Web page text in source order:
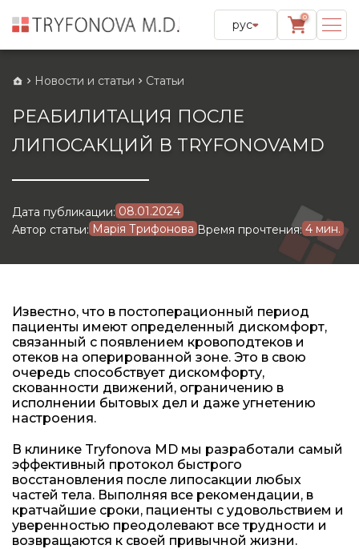
рус
0
Новости и статьи Статьи
РЕАБИЛИТАЦИЯ ПОСЛЕ
ЛИПОСАКЦИЙ В TRYFONOVAMD
Дата публикации: 08.01.2024
Автор статьи: Марія Трифонова Время прочтения: 4 мин.
Известно, что в постоперационный период
пациенты имеют определенный дискомфорт,
связанный с появлением кровоподтеков и
отеков на оперированной зоне. Это в свою
очередь способствует дискомфорту,
скованности движений, ограничению в
исполнении бытовых дел и даже угнетению
настроения.
В клинике Tryfonova MD мы разработали самый
эффективный протокол быстрого
восстановления после липосакции любых
частей тела. Выполняя все рекомендации, в
кратчайшие сроки, пациенты с удовольствием и
уверенностью преодолевают все трудности и
возвращаются к своей привычной жизни.